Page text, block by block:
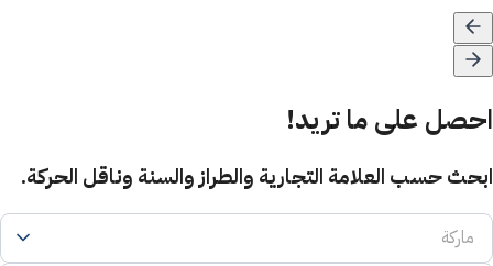
احصل على ما تريد!
ابحث حسب العلامة التجارية والطراز والسنة وناقل الحركة.